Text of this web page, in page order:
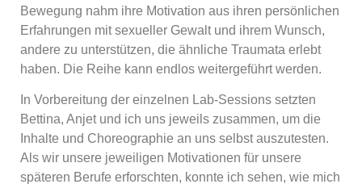
Bewegung nahm ihre Motivation aus ihren persönlichen
Erfahrungen mit sexueller Gewalt und ihrem Wunsch,
andere zu unterstützen, die ähnliche Traumata erlebt
haben. Die Reihe kann endlos weitergeführt werden.
In Vorbereitung der einzelnen Lab-Sessions setzten
Bettina, Anjet und ich uns jeweils zusammen, um die
Inhalte und Choreographie an uns selbst auszutesten.
Als wir unsere jeweiligen Motivationen für unsere
späteren Berufe erforschten, konnte ich sehen, wie mich